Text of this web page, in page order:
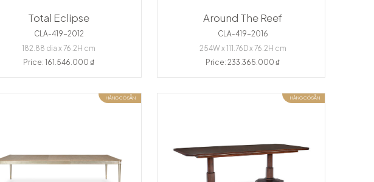
Total Eclipse
CLA-419-2012
182.88 dia x 76.2H cm
Price: 161.546.000 ₫
Around The Reef
CLA-419-2016
254W x 111.76D x 76.2H cm
Price: 233.365.000 ₫
HÀNG CÓ SẴN HÀNG CÓ SẴN